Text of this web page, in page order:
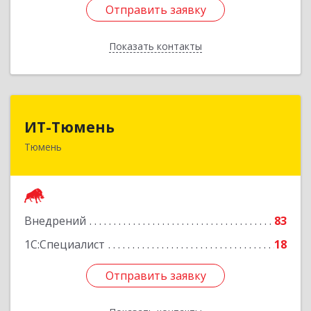
Отправить заявку
Показать контакты
Отправить заявку
Назад
ИТ-Тюмень
Тюмень
Внедрений
83
1С:Специалист
18
Отправить заявку
625000, Тюменская обл, Тюмень г, Грибоедова,
Отправить заявку